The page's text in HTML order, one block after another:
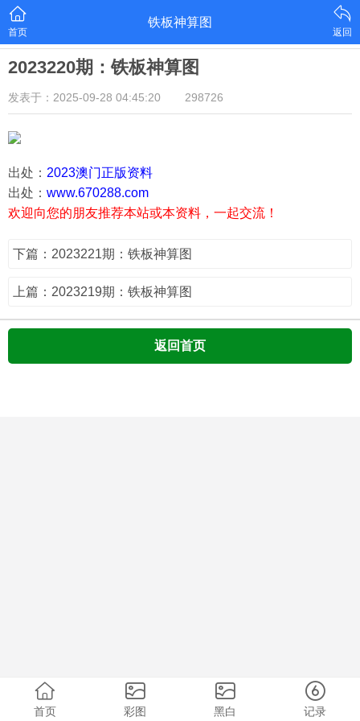
首页
铁板神算图
返回
2023220期：铁板神算图
发表于：2025-09-28 04:45:20 298726
出处： 2023澳门正版资料
出处： www.670288.com
欢迎向您的朋友推荐本站或本资料，一起交流！
下篇：2023221期：铁板神算图
上篇：2023219期：铁板神算图
返回首页
首页 彩图 黑白 记录